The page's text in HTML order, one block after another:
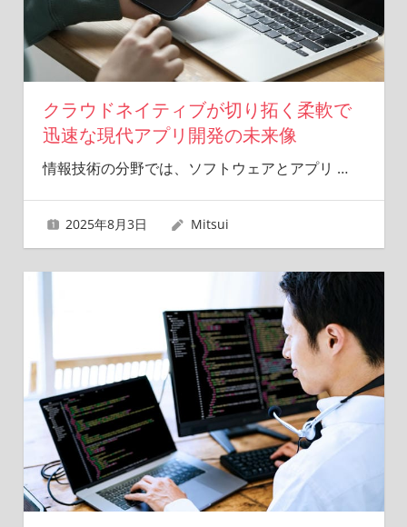
クラウドネイティブが切り拓く柔軟で
迅速な現代アプリ開発の未来像
情報技術の分野では、ソフトウェアとアプリ …
2025年8月3日 Mitsui